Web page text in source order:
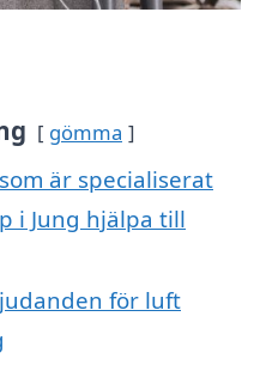
gömma
är specialiserat
i Jung hjälpa till
för luft